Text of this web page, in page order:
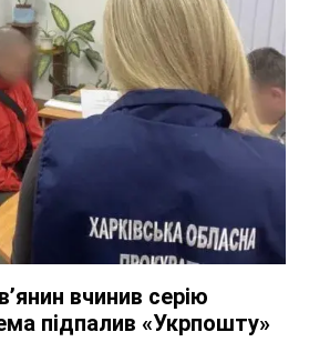
вчинив серію
підпалив «Укрпошту»